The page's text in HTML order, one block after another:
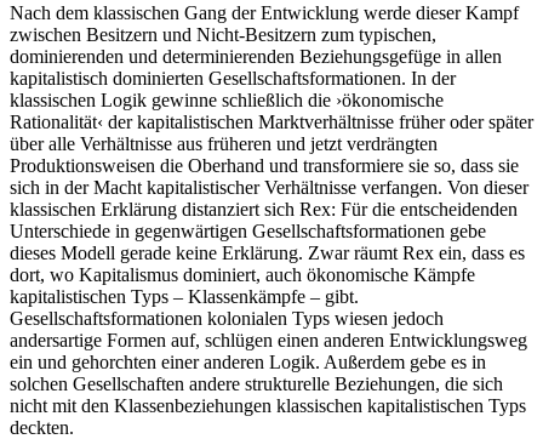
Nach dem klassischen Gang der Entwicklung werde dieser Kampf
zwischen Besitzern und Nicht-Besitzern zum typischen,
dominierenden und determinierenden Beziehungsgefüge in allen
kapitalistisch dominierten Gesellschaftsformationen. In der
klassischen Logik gewinne schließlich die ›ökonomische
Rationalität‹ der kapitalistischen Marktverhältnisse früher oder später
über alle Verhältnisse aus früheren und jetzt verdrängten
Produktionsweisen die Oberhand und transformiere sie so, dass sie
sich in der Macht kapitalistischer Verhältnisse verfangen. Von dieser
klassischen Erklärung distanziert sich Rex: Für die entscheidenden
Unterschiede in gegenwärtigen Gesellschaftsformationen gebe
dieses Modell gerade keine Erklärung. Zwar räumt Rex ein, dass es
dort, wo Kapitalismus dominiert, auch ökonomische Kämpfe
kapitalistischen Typs – Klassenkämpfe – gibt.
Gesellschaftsformationen kolonialen Typs wiesen jedoch
andersartige Formen auf, schlügen einen anderen Entwicklungsweg
ein und gehorchten einer anderen Logik. Außerdem gebe es in
solchen Gesellschaften andere strukturelle Beziehungen, die sich
nicht mit den Klassenbeziehungen klassischen kapitalistischen Typs
deckten.